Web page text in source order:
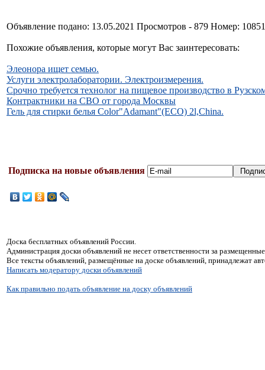
Объявление подано: 13.05.2021 Просмотров - 879 Номер:
Похожие объявления, которые могут Вас заинтересовать:
Элеонора ищет семью.
Услуги электролаборатории. Электроизмерения.
Срочно требуется технолог на пищевое производство в
Контрактники на СВО от города Москвы
Гель для стирки белья Color"Adamant"(ЕСО) 2l,China.
Подписка на новые объявления
Доска бесплатных объявлений России.
Администрация доски объявлений не несет ответственности за
Все тексты объявлений, размещённые на доске объявлений, принадлежат
Написать модератору доски объявлений
Как правильно подать объявление на доску объявлений